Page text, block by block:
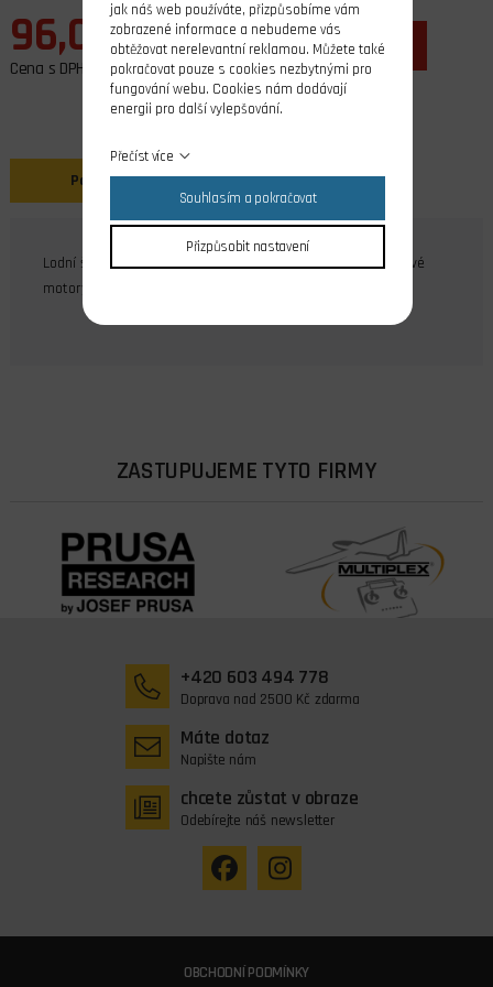
96,00 Kč
Cena s DPH
ks do košíku
Popis
Lodní šroub dvoulistý pro montáž pod loď, pro nízkootáčkové
motory, plast plněný skelnými vlákny, závit M4.
ZASTUPUJEME TYTO FIRMY
+420 603 494 778
Doprava nad 2500 Kč zdarma
Máte dotaz
Napište nám
chcete zůstat v obraze
Odebírejte náš newsletter
OBCHODNÍ PODMÍNKY
jak náš web používáte, přizpůsobíme vám
zobrazené informace a nebudeme vás
obtěžovat nerelevantní reklamou. Můžete také
pokračovat pouze s cookies nezbytnými pro
fungování webu. Cookies nám dodávají
energii pro další vylepšování.
Přečíst více
Souhlasím a pokračovat
Přizpůsobit nastavení